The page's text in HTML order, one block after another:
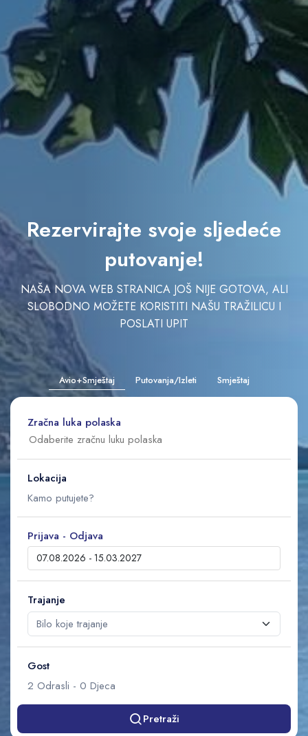
Rezervirajte svoje sljedeće
putovanje!
NAŠA NOVA WEB STRANICA JOŠ NIJE GOTOVA, ALI
SLOBODNO MOŽETE KORISTITI NAŠU TRAŽILICU I
POSLATI UPIT
Avio+Smještaj Putovanja/Izleti Smještaj
Zračna luka polaska
Lokacija
Prijava - Odjava
Trajanje
Gost
2 Odrasli - 0 Djeca
Pretraži